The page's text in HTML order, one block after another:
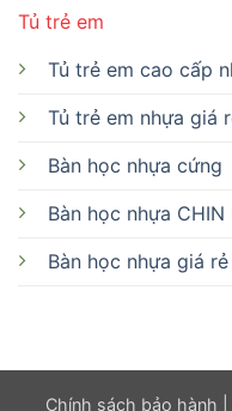
Tủ trẻ em
Tủ trẻ em cao cấp
Tủ trẻ em nhựa giá
Bàn học nhựa cứng
Bàn học nhựa CHIN
Bàn học nhựa giá rẻ
Chính sách bảo hành